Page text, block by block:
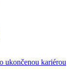
ukončenou kariérou